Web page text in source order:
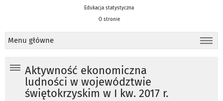
Edukacja statystyczna
O stronie
Menu główne
Aktywność ekonomiczna
ludności w województwie
świętokrzyskim w I kw. 2017 r.